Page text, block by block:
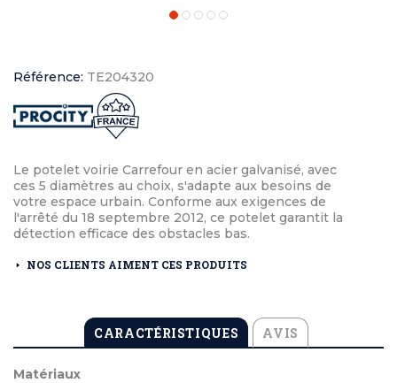
Référence: TE204320
Le potelet voirie Carrefour en acier galvanisé, avec
ces 5 diamètres au choix, s'adapte aux besoins de
votre espace urbain. Conforme aux exigences de
l'arrêté du 18 septembre 2012, ce potelet garantit la
détection efficace des obstacles bas.
NOS CLIENTS AIMENT CES PRODUITS
CARACTÉRISTIQUES AVIS
Matériaux